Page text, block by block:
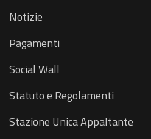
Notizie
Pagamenti
Social Wall
Statuto e Regolamenti
Stazione Unica Appaltante